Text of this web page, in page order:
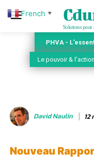
Solutions pour
PHVA -
Le pouvoir &
David Naulin
Nouveau
French ▼